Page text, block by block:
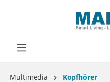
Multimedia Kopfhörer